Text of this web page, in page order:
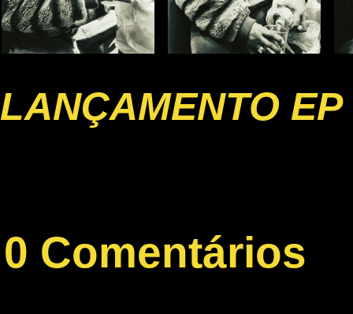
LANÇAMENTO
0 Comentários